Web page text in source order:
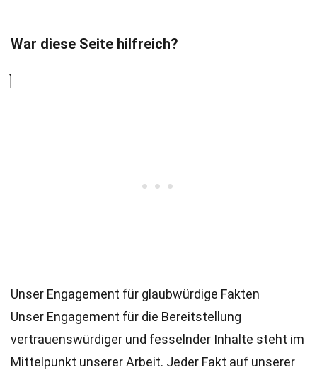
War diese Seite hilfreich?
Unser Engagement für glaubwürdige Fakten
Unser Engagement für die Bereitstellung
vertrauenswürdiger und fesselnder Inhalte steht im
Mittelpunkt unserer Arbeit. Jeder Fakt auf unserer